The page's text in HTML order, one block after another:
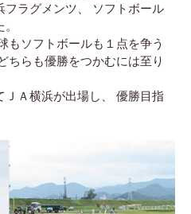
ラグメンツ、 ソフトボール
もソフトボールも１点を争う
ちらも優勝をつかむには至り
Ａ横浜が出場し、 優勝目指